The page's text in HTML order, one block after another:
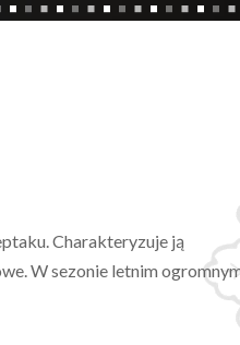
Charakteryzuje ją
W sezonie letnim